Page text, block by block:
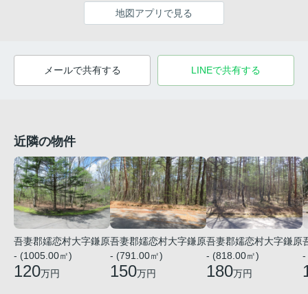
地図アプリで見る
メールで共有する LINEで共有する
近隣の物件
吾妻郡嬬恋村大字鎌原
- (1005.00㎡)
120万円
吾妻郡嬬恋村大字鎌原
- (791.00㎡)
150万円
吾妻郡嬬恋村大字鎌原
- (818.00㎡)
180万円
-